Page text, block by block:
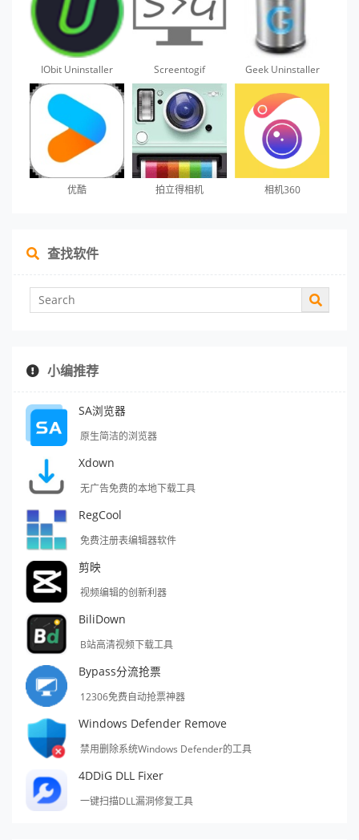
IObit Uninstaller Screentogif Geek Uninstaller
优酷 拍立得相机 相机360
查找软件
小编推荐
SA浏览器
原生简洁的浏览器
Xdown
无广告免费的本地下载工具
RegCool
免费注册表编辑器软件
剪映
视频编辑的创新利器
BiliDown
B站高清视频下载工具
Bypass分流抢票
12306免费自动抢票神器
Windows Defender Remove
禁用删除系统Windows Defender的工具
4DDiG DLL Fixer
一键扫描DLL漏洞修复工具